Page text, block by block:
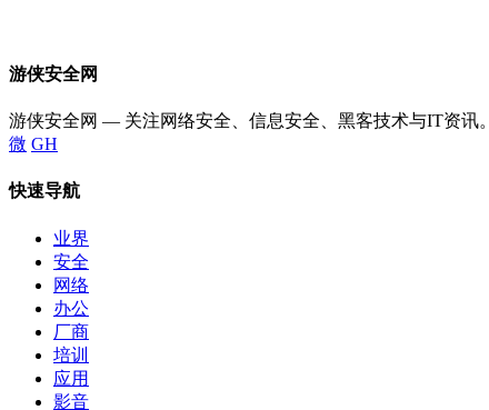
游侠安全网
游侠安全网 — 关注网络安全、信息安全、黑客技术与IT资讯。
微 GH
快速导航
业界
安全
网络
办公
厂商
培训
应用
影音